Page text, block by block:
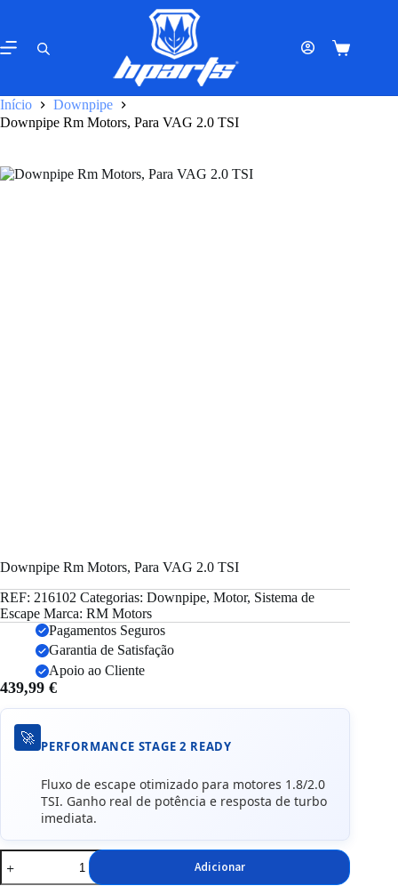
o
conteúdo
Carrinho
Início
Downpipe
Downpipe Rm Motors, Para VAG 2.0 TSI
Downpipe Rm Motors, Para VAG 2.0 TSI
REF: 216102 Categorias: Downpipe, Motor, Sistema de
Escape Marca: RM Motors
Pagamentos Seguros
Garantia de Satisfação
Apoio ao Cliente
439,99 €
🚀 PERFORMANCE STAGE 2 READY
Fluxo de escape otimizado para motores 1.8/2.0
TSI. Ganho real de potência e resposta de turbo
imediata.
Quantidade
de
Adicionar